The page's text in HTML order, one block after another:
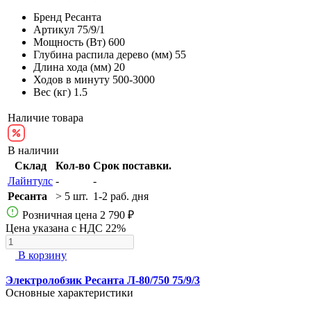
Бренд Ресанта
Артикул 75/9/1
Мощность (Вт) 600
Глубина распила дерево (мм) 55
Длина хода (мм) 20
Ходов в минуту 500-3000
Вес (кг) 1.5
Наличие товара
В наличии
Склад
Кол-во Срок поставки.
Лайнтулс -
-
Ресанта
> 5 шт. 1-2 раб. дня
Розничная цена 2 790 ₽
Цена указана с НДС 22%
В корзину
Электролобзик Ресанта Л-80/750 75/9/3
Основные характеристики